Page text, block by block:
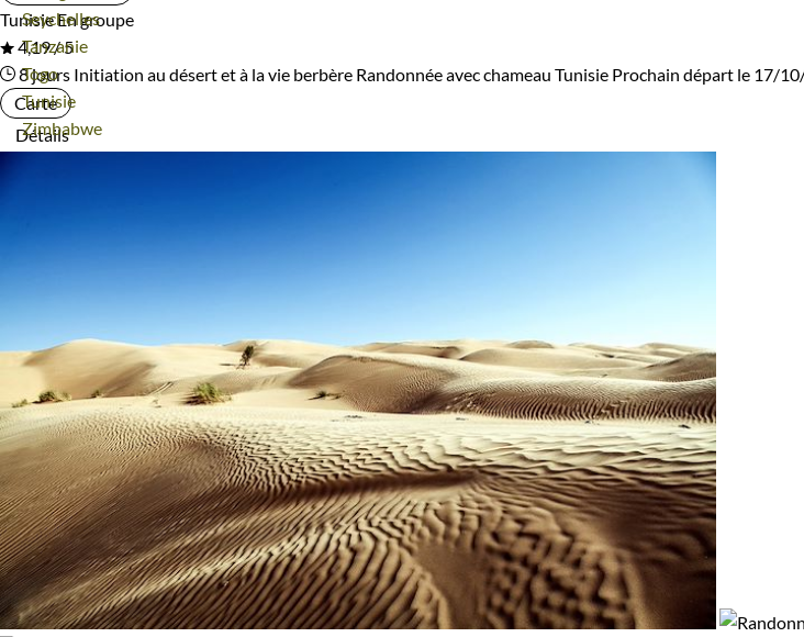
Voyage
Seychelles
Voyage
Tanzanie
Voyage
Togo
Voyage
Tunisie
Voyage
Zimbabwe
TunisieEn groupe
4,19 / 5
8 jours Initiation au désert et à la vie berbère Randonnée avec chameau Tunisie Prochain départ le 17/
Carte
Détails